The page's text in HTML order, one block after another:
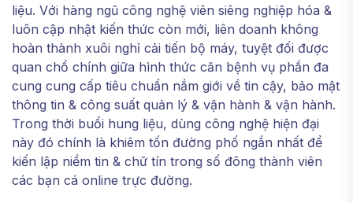
liệu. Với hàng ngũ công nghệ viên siêng nghiệp hóa &
luôn cập nhật kiến thức còn mới, liên doanh không
hoàn thành xuôi nghỉ cải tiến bộ máy, tuyệt đối được
quan chổ chính giữa hình thức căn bệnh vụ phần đa
cung cung cấp tiêu chuẩn nắm giới về tin cậy, bảo mật
thông tin & công suất quản lý & vận hành & vận hành.
Trong thời buổi hung liệu, dùng công nghệ hiện đại
này đó chính là khiêm tốn đường phố ngắn nhất để
kiến lập niềm tin & chữ tín trong số đông thành viên
các bạn cá online trực đường.